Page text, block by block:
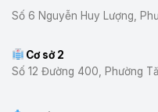
Số 6 Nguyễn Huy Lượng,
Cơ sở 2
Số 12 Đường 400, Phường